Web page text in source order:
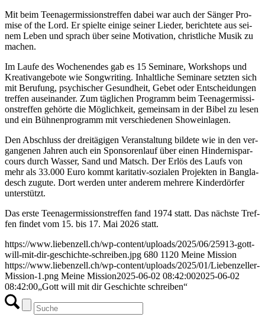
Mit beim Teen­ager­mis­si­ons­tref­fen dabei war auch der Sän­ger Pro­
mi­se of the Lord. Er spiel­te eini­ge sei­ner Lie­der, berich­te­te aus sei­
nem Leben und sprach über sei­ne Moti­va­ti­on, christ­li­che Musik zu
machen.
Im Lau­fe des Wochen­en­des gab es 15 Semi­na­re, Work­shops und
Krea­tiv­an­ge­bo­te wie Song­wri­ting. Inhalt­li­che Semi­na­re setz­ten sich
mit Beru­fung, psy­chi­scher Gesund­heit, Gebet oder Ent­schei­dun­gen
tref­fen aus­ein­an­der. Zum täg­li­chen Pro­gramm beim Teen­ager­mis­si­
ons­tref­fen gehör­te die Mög­lich­keit, gemein­sam in der Bibel zu lesen
und ein Büh­nen­pro­gramm mit ver­schie­de­nen Showeinlagen.
Den Abschluss der drei­tä­gi­gen Ver­an­stal­tung bil­de­te wie in den ver­
gan­ge­nen Jah­ren auch ein Spon­so­ren­lauf über einen Hin­der­nis­par­
cours durch Was­ser, Sand und Matsch. Der Erlös des Laufs von
mehr als 33.000 Euro kommt kari­ta­tiv-sozia­len Pro­jek­ten in Ban­gla­
desch zugu­te. Dort wer­den unter ande­rem meh­re­re Kin­der­dör­fer
unterstützt.
Das ers­te Teen­ager­mis­si­ons­tref­fen fand 1974 statt. Das nächs­te Tref­
fen fin­det vom 15. bis 17. Mai 2026 statt.
https://www.liebenzell.ch/wp-content/uploads/2025/06/25913-gott-
will-mit-dir-geschichte-schreiben.jpg 680 1120 Meine Mission
https://www.liebenzell.ch/wp-content/uploads/2025/01/Liebenzeller-
Mission-1.png Meine Mission2025-06-02 08:42:002025-06-02
08:42:00„Gott will mit dir Geschichte schreiben“